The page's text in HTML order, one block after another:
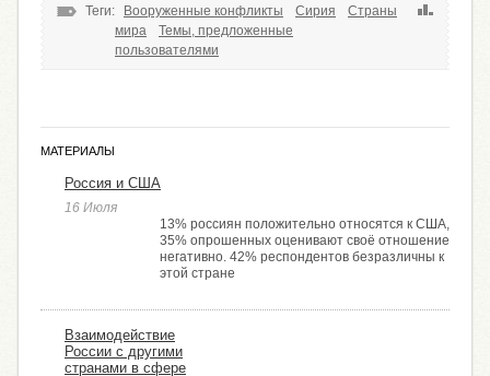
Теги: Вооруженные конфликты Сирия
Страны
мира
Темы, предложенные
пользователями
МАТЕРИАЛЫ
Россия и США
16 Июля
13% россиян положительно относятся к США,
35% опрошенных оценивают своё отношение
негативно. 42% респондентов безразличны к
этой стране
Взаимодействие
России с другими
странами в сфере